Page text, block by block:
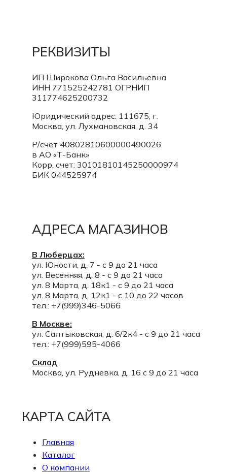
РЕКВИЗИТЫ
ИП Широкова Ольга Васильевна
ИНН 771525242781 ОГРНИП
311774625200732
Юридический адрес: 111675, г.
Москва, ул. Лухмановская, д. 34
Р/счет 40802810600000490026
в АО «Т-Банк»
Корр. счет: 30101810145250000974
БИК 044525974
АДРЕСА МАГАЗИНОВ
В Люберцах:
ул. Юности, д. 7 - с 9 до 21 часа
ул. Весенняя, д. 8 - с 9 до 21 часа
ул. 8 Марта, д. 18к1 - с 9 до 21 часа
ул. 8 Марта, д. 12к1 - с 10 до 22 часов
тел.: +7(999)346-5066
В Москве:
ул. Салтыковская, д. 6/2к4 - с 9 до 21 часа
тел.: +7(999)595-4066
Склад
Москва, ул. Рудневка, д. 16 с 9 до 21 часа
КАРТА САЙТА
Главная
Каталог
О компании